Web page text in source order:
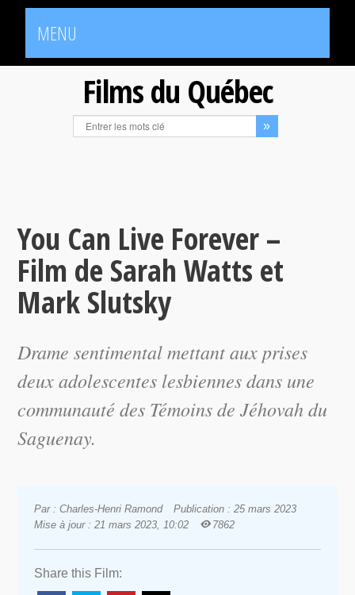
MENU
Films du Québec
You Can Live Forever –
Film de Sarah Watts et
Mark Slutsky
Drame sentimental mettant aux prises
deux adolescentes lesbiennes dans une
communauté des Témoins de Jéhovah du
Saguenay.
Par : Charles-Henri Ramond
Publication : 25 mars 2023
Mise à jour : 21 mars 2023, 10:02
7862
Share this Film: